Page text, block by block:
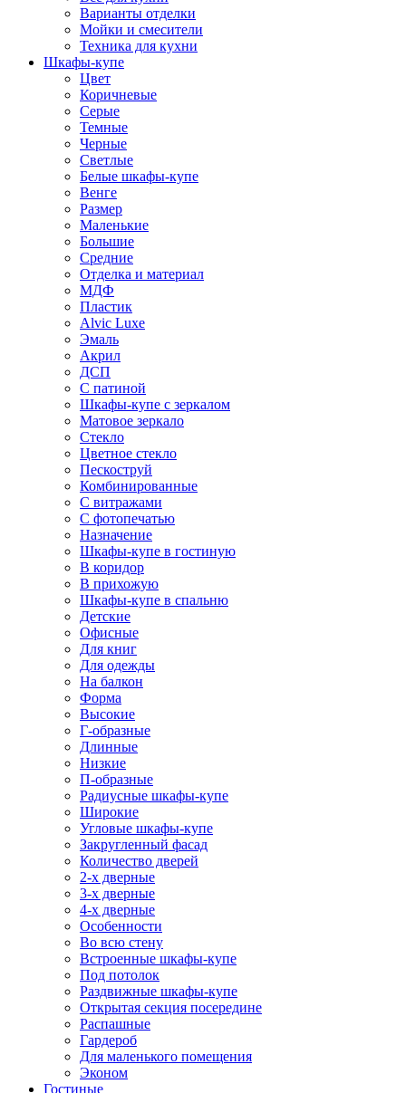
Варианты отделки
Мойки и смесители
Техника для кухни
Шкафы-купе
Цвет
Коричневые
Серые
Темные
Черные
Светлые
Белые шкафы-купе
Венге
Размер
Маленькие
Большие
Средние
Отделка и материал
МДФ
Пластик
Alvic Luxe
Эмаль
Акрил
ДСП
С патиной
Шкафы-купе с зеркалом
Матовое зеркало
Стекло
Цветное стекло
Пескоструй
Комбинированные
С витражами
С фотопечатью
Назначение
Шкафы-купе в гостиную
В коридор
В прихожую
Шкафы-купе в спальню
Детские
Офисные
Для книг
Для одежды
На балкон
Форма
Высокие
Г-образные
Длинные
Низкие
П-образные
Радиусные шкафы-купе
Широкие
Угловые шкафы-купе
Закругленный фасад
Количество дверей
2-х дверные
3-х дверные
4-х дверные
Особенности
Во всю стену
Встроенные шкафы-купе
Под потолок
Раздвижные шкафы-купе
Открытая секция посередине
Распашные
Гардероб
Для маленького помещения
Эконом
Гостиные